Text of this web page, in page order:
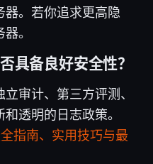
器。若你追求更高隐
。
具备良好安全性？
审计、第三方评测、
透明的日志政策。
指南、实用技巧与最